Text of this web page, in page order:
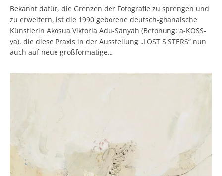
Bekannt dafür, die Grenzen der Fotografie zu sprengen und
zu erweitern, ist die 1990 geborene deutsch-ghanaische
Künstlerin Akosua Viktoria Adu-Sanyah (Betonung: a-KOSS-
ya), die diese Praxis in der Ausstellung „LOST SISTERS“ nun
auch auf neue großformatige…